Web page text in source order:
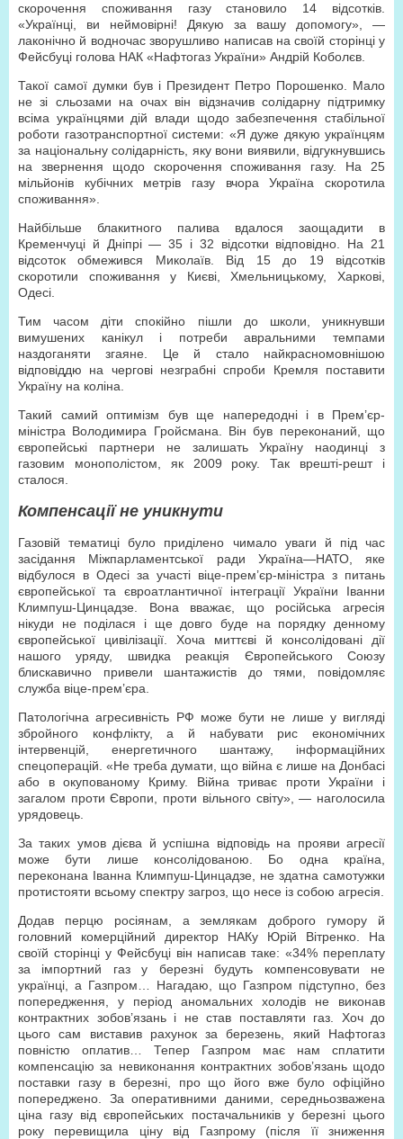
скорочення споживання газу становило 14 відсотків.
«Українці, ви неймовірні! Дякую за вашу допомогу», —
лаконічно й водночас зворушливо написав на своїй сторінці у
Фейс­буці голова НАК «Нафтогаз України» Андрій Коболєв.
Такої самої думки був і Президент Петро Порошенко. Мало
не зі сльозами на очах він відзначив солідарну підтримку
всіма українцями дій влади щодо забезпечення стабільної
роботи газотранспортної системи: «Я дуже дякую українцям
за національну солідарність, яку вони виявили, відгукнувшись
на звернення щодо скорочення споживання газу. На 25
мільйонів кубічних метрів газу вчора Україна скоротила
споживання».
Найбільше блакитного палива вдалося заощадити в
Кременчуці й Дніпрі — 35 і 32 відсотки відповідно. На 21
відсоток обмежився Миколаїв. Від 15 до 19 відсотків
скоротили споживання у Києві, Хмельницькому, Харкові,
Одесі.
Тим часом діти спокійно пішли до школи, уникнувши
вимушених канікул і потреби авральними темпами
наздоганяти згаяне. Це й стало найкрасномовнішою
відповіддю на чергові незграбні спроби Кремля поставити
Україну на коліна.
Такий самий оптимізм був ще напередодні і в Прем’єр-
міністра Володимира Гройсмана. Він був переконаний, що
європейські партнери не залишать Україну наодинці з
газовим монополістом, як 2009 року. Так врешті-решт і
сталося.
Компенсації не уникнути
Газовій тематиці було приділено чимало уваги й під час
засідання Міжпарламентської ради Україна—НАТО, яке
відбулося в Одесі за участі віце-прем’єр-міністра з питань
європейської та євроатлантичної інтеграції України Іванни
Климпуш-Цинцадзе. Вона вважає, що російська агресія
нікуди не поділася і ще довго буде на порядку денному
європейської цивілізації. Хоча миттєві й консолідовані дії
нашого уряду, швидка реакція Європейського Союзу
блискавично привели шантажистів до тями, повідомляє
служба віце-прем’єра.
Патологічна агресивність РФ може бути не лише у вигляді
збройного конфлікту, а й набувати рис економічних
інтервенцій, енергетичного шантажу, інформаційних
спецоперацій. «Не треба думати, що війна є лише на Донбасі
або в окупованому Криму. Війна триває проти України і
загалом проти Європи, проти вільного світу», — наголосила
урядовець.
За таких умов дієва й успішна відповідь на прояви агресії
може бути лише консолідованою. Бо одна країна,
переконана Іванна Климпуш-Цинцадзе, не здатна самотужки
протистояти всьому спектру загроз, що несе із собою агресія.
Додав перцю росіянам, а землякам доброго гумору й
головний комерційний директор НАКу Юрій Вітренко. На
своїй сторінці у Фейсбуці він написав таке: «34% переплату
за імпортний газ у березні будуть компенсовувати не
українці, а Газпром… Нагадаю, що Газпром підступно, без
попередження, у період аномальних холодів не виконав
контрактних зобов’язань і не став поставляти газ. Хоч до
цього сам виставив рахунок за березень, який Нафтогаз
повністю оплатив… Тепер Газпром має нам сплатити
компенсацію за невиконання контрактних зобов’язань щодо
поставки газу в березні, про що його вже було офіційно
попереджено. За оперативними даними, середньозважена
ціна газу від європейських постачальників у березні цього
року перевищила ціну від Газпрому (після її зниження